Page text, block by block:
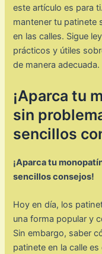
este artículo es para
mantener tu patinete
en las calles. Sigue
prácticos y útiles
de manera adecuada.
¡Aparca tu
sin
sencillos
¡Aparca tu
sencillos consejos!
Hoy en día, los
una forma popular y
Sin embargo, saber
patinete en la calle